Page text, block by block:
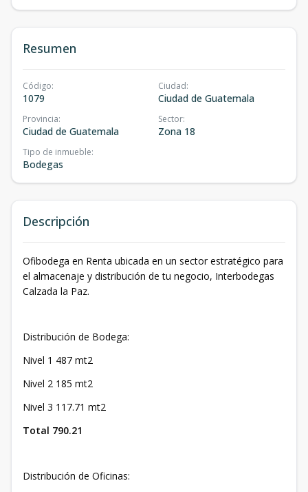
Resumen
Código:
1079
Ciudad:
Ciudad de Guatemala
Provincia:
Ciudad de Guatemala
Sector:
Zona 18
Tipo de inmueble:
Bodegas
Descripción
Ofibodega en Renta ubicada en un sector estratégico para
el almacenaje y distribución de tu negocio, Interbodegas
Calzada la Paz.
Distribución de Bodega:
Nivel 1 487 mt2
Nivel 2 185 mt2
Nivel 3 117.71 mt2
Total 790.21
Distribución de Oficinas: